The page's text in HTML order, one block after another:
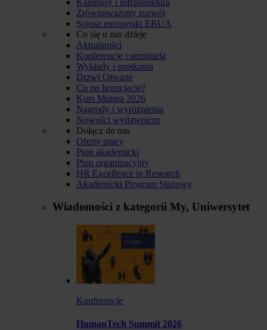
Zrównoważony rozwój
Sojusz europejski ERUA
Co się u nas dzieje
Aktualności
Konferencje i seminaria
Wykłady i spotkania
Drzwi Otwarte
Co po licencjacie?
Kurs Matura 2026
Nagrody i wyróżnienia
Nowości wydawnicze
Dołącz do nas
Oferty pracy
Pion akademicki
Pion organizacyjny
HR Excellence in Research
Akademicki Program Stażowy
Wiadomości z kategorii My, Uniwersytet
Konferencje
HumanTech Summit 2026